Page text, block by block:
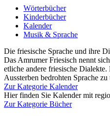
Wörterbücher
Kinderbücher
Kalender
Musik & Sprache
Die friesische Sprache und ihre
Das Amrumer Friesisch nennt
etliche andere friesische
Aussterben bedrohten Sprache
Zur Kategorie Kalender
Hier finden Sie Kalender mit
Zur Kategorie Bücher